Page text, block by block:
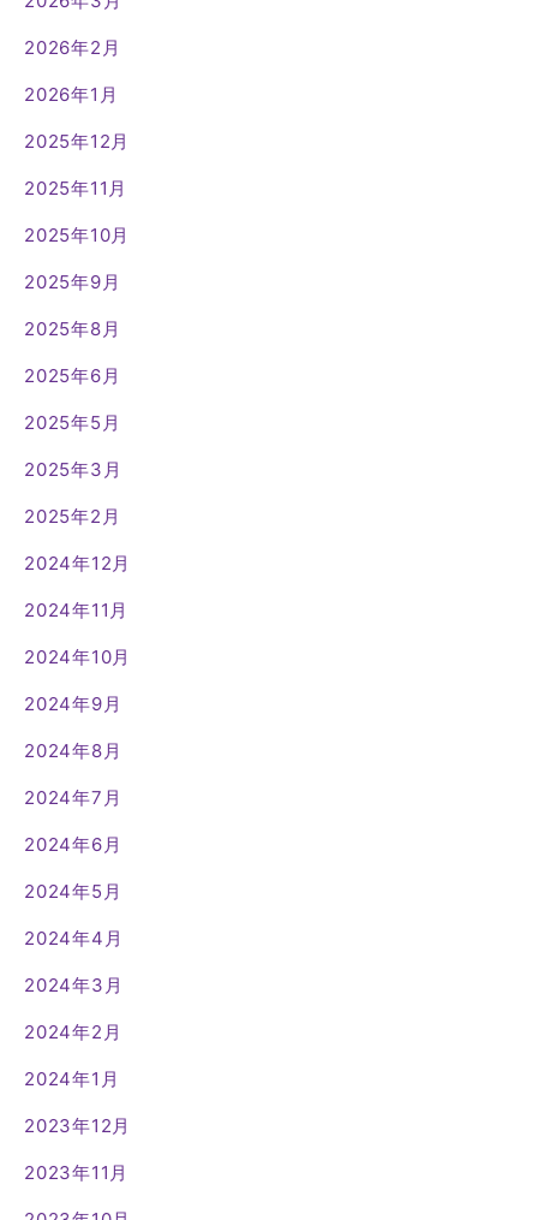
2026年2月
2026年1月
2025年12月
2025年11月
2025年10月
2025年9月
2025年8月
2025年6月
2025年5月
2025年3月
2025年2月
2024年12月
2024年11月
2024年10月
2024年9月
2024年8月
2024年7月
2024年6月
2024年5月
2024年4月
2024年3月
2024年2月
2024年1月
2023年12月
2023年11月